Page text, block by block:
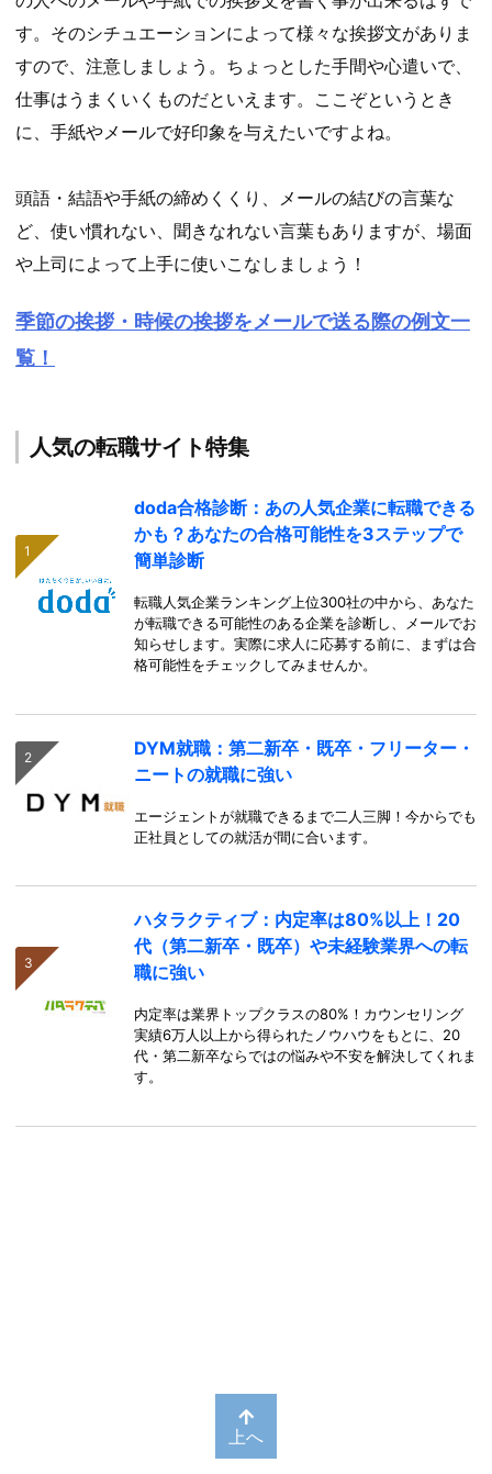
す。そのシチュエーションによって様々な挨拶文がありま
すので、注意しましょう。ちょっとした手間や心遣いで、
仕事はうまくいくものだといえます。ここぞというとき
に、手紙やメールで好印象を与えたいですよね。
頭語・結語や手紙の締めくくり、メールの結びの言葉な
ど、使い慣れない、聞きなれない言葉もありますが、場面
や上司によって上手に使いこなしましょう！
季節の挨拶・時候の挨拶をメールで送る際の例文一
覧！
人気の転職サイト特集
doda合格診断：あの人気企業に転職できる
かも？あなたの合格可能性を3ステップで
簡単診断
転職人気企業ランキング上位300社の中から、あなた
が転職できる可能性のある企業を診断し、メールでお
知らせします。実際に求人に応募する前に、まずは合
格可能性をチェックしてみませんか。
DYM就職：第二新卒・既卒・フリーター・
ニートの就職に強い
エージェントが就職できるまで二人三脚！今からでも
正社員としての就活が間に合います。
ハタラクティブ：内定率は80%以上！20
代（第二新卒・既卒）や未経験業界への転
職に強い
内定率は業界トップクラスの80%！カウンセリング
実績6万人以上から得られたノウハウをもとに、20
代・第二新卒ならではの悩みや不安を解決してくれま
す。
上へ